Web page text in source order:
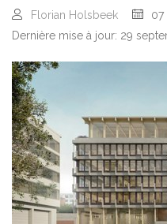
Florian Holsbeek
07
Dernière mise à jour: 29